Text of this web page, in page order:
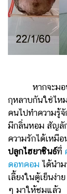
สุขภาพ
เที่ยว
สูตร
ช้อป
ปิ้ง
รถยนต์
บ้าน
และ
การ
ตกแต่ง
หากจะมอบด
กุหลาบกันใช่ไห
คนไปทำความรู้
มีกลิ่นหอม สัญลั
ความรักได้เหมื
ปลูกไฮยาซินธ์ที่
ดอทคอม ได้นำ
เลี้ยงในตู้เย็นง่
ๆ มาให้ชมแล้ว